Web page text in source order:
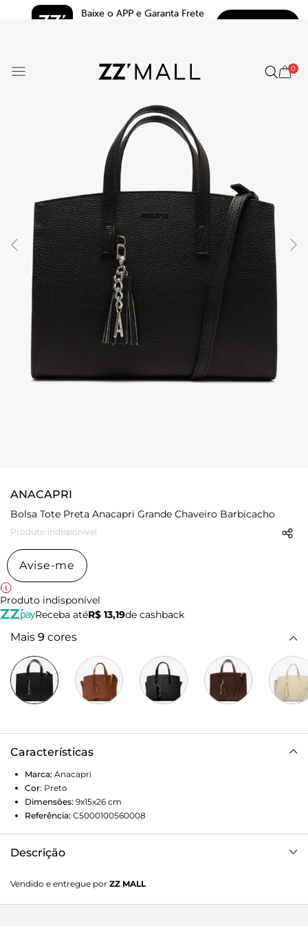
Baixe o APP e Garanta Frete
0
ANACAPRI
Bolsa Tote Preta Anacapri Grande Chaveiro Barbicacho
Produto indisponível
Avise-me
Produto indisponível
Receba atéR$ 13,19de cashback
Mais 9 cores
Características
Marca: Anacapri
Cor: Preto
Dimensões: 9x15x26 cm
Referência: C5000100560008
Descrição
tamanho G vem com duas propostas de uso para o seu dia
a dia: uma com alça longa transversal e removível à
Vendido e entregue por ZZ MALL